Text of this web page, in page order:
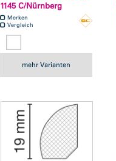
1145 C/Nürnberg
Merken
Vergleich
mehr Varianten